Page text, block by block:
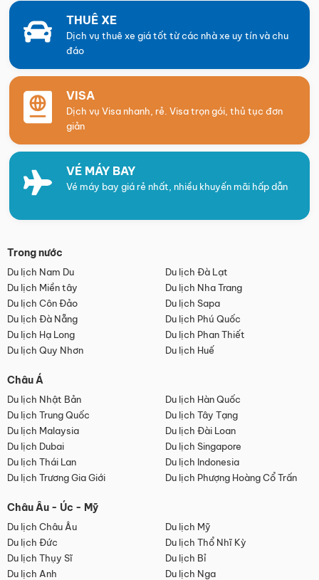
THUÊ XE
Dịch vụ thuê xe giá tốt từ các nhà xe uy tín và chu
đáo
VISA
Dịch vụ Visa nhanh, rẻ. Visa trọn gói, thủ tục đơn
giản
VÉ MÁY BAY
Vé máy bay giá rẻ nhất, nhiều khuyến mãi hấp dẫn
Trong nước
Du lịch Nam Du
Du lịch Đà Lạt
Du lịch Miền tây
Du lịch Nha Trang
Du lịch Côn Đảo
Du lịch Sapa
Du lịch Đà Nẵng
Du lịch Phú Quốc
Du lịch Hạ Long
Du lịch Phan Thiết
Du lịch Quy Nhơn
Du lịch Huế
Châu Á
Du lịch Nhật Bản
Du lịch Hàn Quốc
Du lịch Trung Quốc
Du lịch Tây Tạng
Du lịch Malaysia
Du lịch Đài Loan
Du lịch Dubai
Du lịch Singapore
Du lịch Thái Lan
Du lịch Indonesia
Du lịch Trương Gia Giới
Du lịch Phượng Hoàng Cổ Trấn
Châu Âu - Úc - Mỹ
Du lịch Châu Âu
Du lịch Mỹ
Du lịch Đức
Du lịch Thổ Nhĩ Kỳ
Du lịch Thụy Sĩ
Du lịch Bỉ
Du lịch Anh
Du lịch Nga